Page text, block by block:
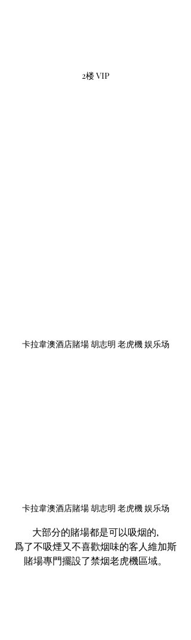
2楼 VIP
卡拉韋澳酒店賭場 胡志明 老虎機 娱乐场
卡拉韋澳酒店賭場 胡志明 老虎機 娱乐场
大部分的賭場都是可以吸烟的,
爲了不吸煙又不喜歡烟味的客人維加斯
賭場專門擺設了禁烟老虎機區域。